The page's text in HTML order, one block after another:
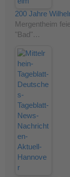
200 Jahre
Mergentheim
"Bad"…